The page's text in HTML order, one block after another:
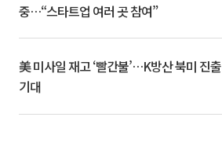
중…“스타트업 여러 곳 참여”
美 미사일 재고 ‘빨간불’…K방산 북미 진출
기대